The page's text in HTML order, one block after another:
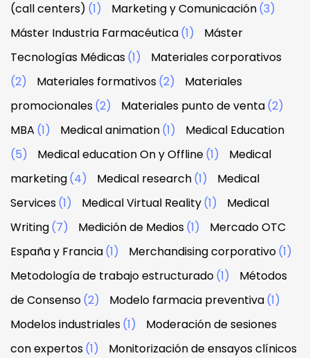
(call centers) (1) Marketing y Comunicación(3)
Máster Industria Farmacéutica(1)
Máster
Tecnologías Médicas(1)
Materiales corporativos
(2)
Materiales formativos(2)
Materiales
promocionales(2) Materiales punto de venta(2)
MBA (1) Medical animation(1)
Medical Education
(5)
Medical education On y Offline(1)
Medical
marketing(4) Medical research(1)
Medical
Services(1) Medical Virtual Reality(1)
Medical
Writing(7) Medición de Medios(1)
Mercado OTC
España y Francia(1) Merchandising corporativo(1)
Metodología de trabajo estructurado(1)
Métodos
de Consenso(2) Modelo farmacia preventiva(1)
Modelos industriales(1)
Moderación de sesiones
con expertos(1)
Monitorización de ensayos clínicos